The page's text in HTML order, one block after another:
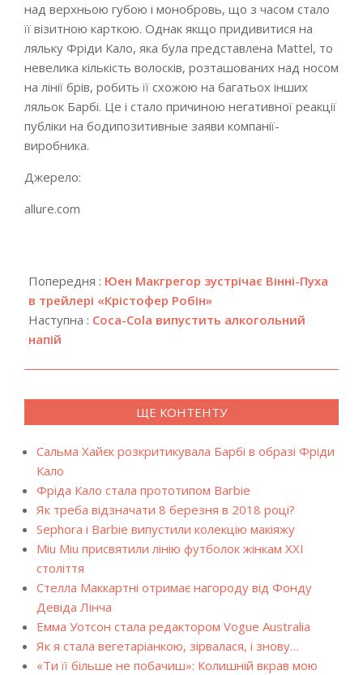
над верхньою губою і монобровь, що з часом стало
її візитною карткою. Однак якщо придивитися на
ляльку Фріди Кало, яка була представлена Mattel, то
невелика кількість волосків, розташованих над носом
на лінії брів, робить її схожою на багатьох інших
ляльок Барбі. Це і стало причиною негативної реакції
публіки на бодипозитивные заяви компанії-
виробника.
Джерело:
allure.com
04-
18
Попередня : Юен Макгрегор зустрічає Вінні-Пуха
в трейлері «Крістофер Робін»
Наступна : Coca-Cola випустить алкогольний
напій
ЩЕ КОНТЕНТУ
Сальма Хайєк розкритикувала Барбі в образі Фріди
Кало
Фріда Кало стала прототипом Barbie
Як треба відзначати 8 березня в 2018 році?
Sephora і Barbie випустили колекцію макіяжу
Miu Miu присвятили лінію футболок жінкам XXI
століття
Стелла Маккартні отримає нагороду від Фонду
Девіда Лінча
Емма Уотсон стала редактором Vogue Australia
Як я стала вегетаріанкою, зірвалася, і знову…
«Ти її більше не побачиш»: Колишній вкрав мою